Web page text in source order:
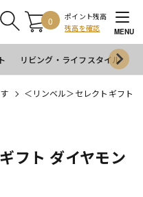
0
ポイント残高
残高を確認
MENU
リビング・ライフスタイル
＜リンベル＞セレクトギフト
フト ダイヤモン